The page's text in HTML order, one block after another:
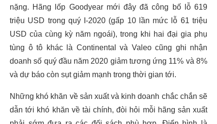
nặng. Hãng lốp Goodyear mới đây đã công bố lỗ 619
triệu USD trong quý I-2020 (gấp 10 lần mức lỗ 61 triệu
USD của cùng kỳ năm ngoái), trong khi hai đại gia phụ
tùng ô tô khác là Continental và Valeo cũng ghi nhận
doanh số quý đầu năm 2020 giảm tương ứng 11% và 8%
và dự báo còn sụt giảm mạnh trong thời gian tới.
Những khó khăn về sản xuất và kinh doanh chắc chắn sẽ
dẫn tới khó khăn về tài chính, đòi hỏi mỗi hãng sản xuất